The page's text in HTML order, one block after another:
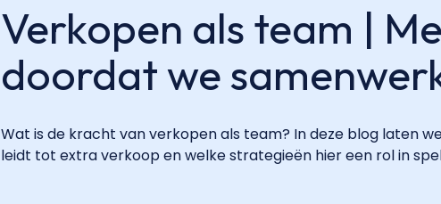
Verkopen als team |
doordat we
Wat is de kracht van verkopen als team? In deze blog laten
leidt tot extra verkoop en welke strategieën hier een rol in